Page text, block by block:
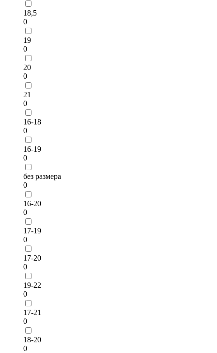
18,5
0
19
0
20
0
21
0
16-18
0
16-19
0
без размера
0
16-20
0
17-19
0
17-20
0
19-22
0
17-21
0
18-20
0